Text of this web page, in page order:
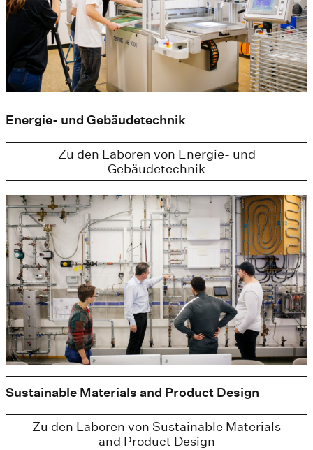
Energie- und Gebäudetechnik
Zu den Laboren von Energie- und
Gebäudetechnik
Sustainable Materials and Product Design
Zu den Laboren von Sustainable Materials
and Product Design